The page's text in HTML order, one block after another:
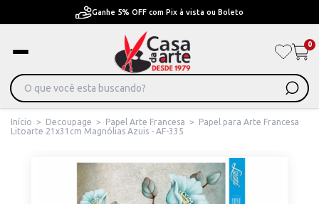
Pague em Até 6x sem juros ou ate 12x com juros
0
Início > Decoupage > Papel Arte Francesa >
Papel para Arte Francesa
Litoarte 21x31cm Magnólias Azuis - AF-335